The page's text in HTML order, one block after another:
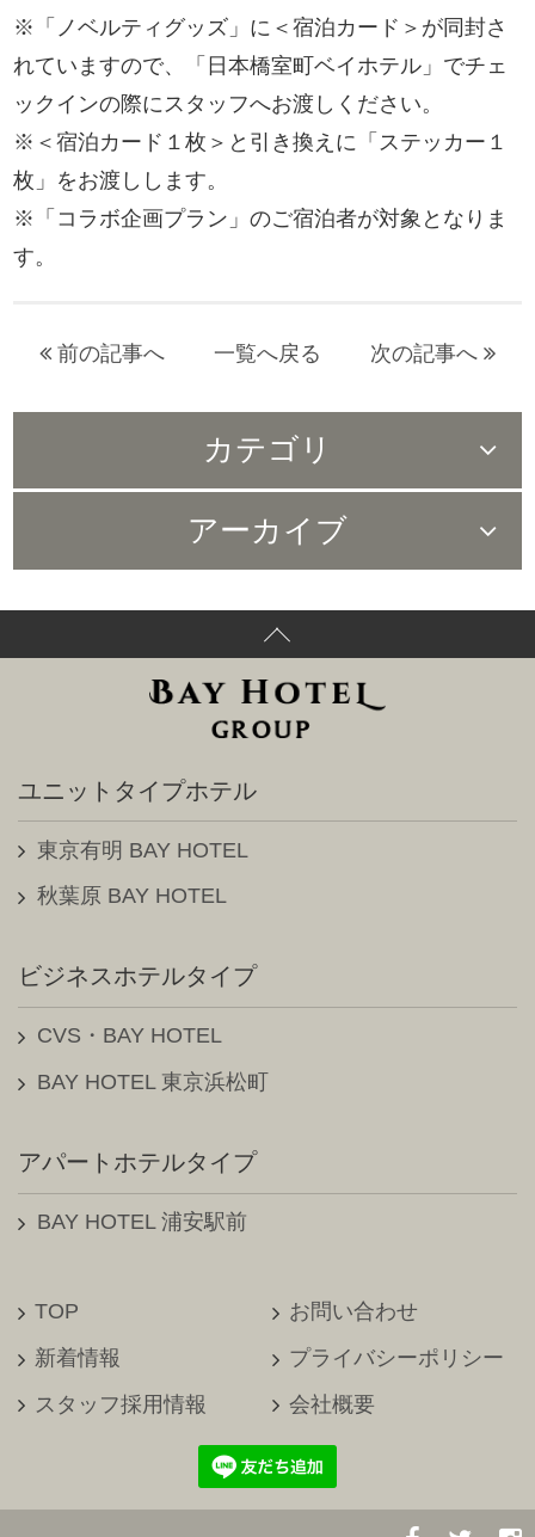
※「ノベルティグッズ」に＜宿泊カード＞が同封さ
れていますので、「日本橋室町ベイホテル」でチェ
ックインの際にスタッフへお渡しください。
※＜宿泊カード１枚＞と引き換えに「ステッカー１
枚」をお渡しします。
※「コラボ企画プラン」のご宿泊者が対象となりま
す。
前の記事へ 一覧へ戻る 次の記事へ
カテゴリ
すべて（80）
メディア掲載情報（2）
コラボ企画情報（48）
秋葉原BAY HOTEL（41）
田町BAY HOTEL（1）
BAY HOTEL東京浜松町（8）
CVS・BAY HOTEL（本館）（3）
アーカイブ
2023年06月（3）
2023年05月（1）
2022年12月（1）
2022年07月（2）
2021年12月（1）
2021年11月（1）
2021年05月（1）
2021年04月（2）
2020年12月（1）
2020年10月（2）
ユニットタイプホテル
東京有明 BAY HOTEL
秋葉原 BAY HOTEL
ビジネスホテルタイプ
CVS・BAY HOTEL
BAY HOTEL 東京浜松町
アパートホテルタイプ
BAY HOTEL 浦安駅前
TOP
お問い合わせ
新着情報
プライバシーポリシー
スタッフ採用情報
会社概要